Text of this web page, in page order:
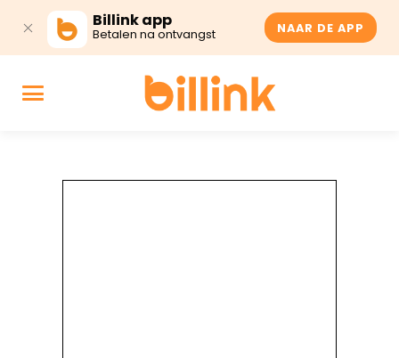
Billink app
Betalen na ontvangst NAAR DE APP